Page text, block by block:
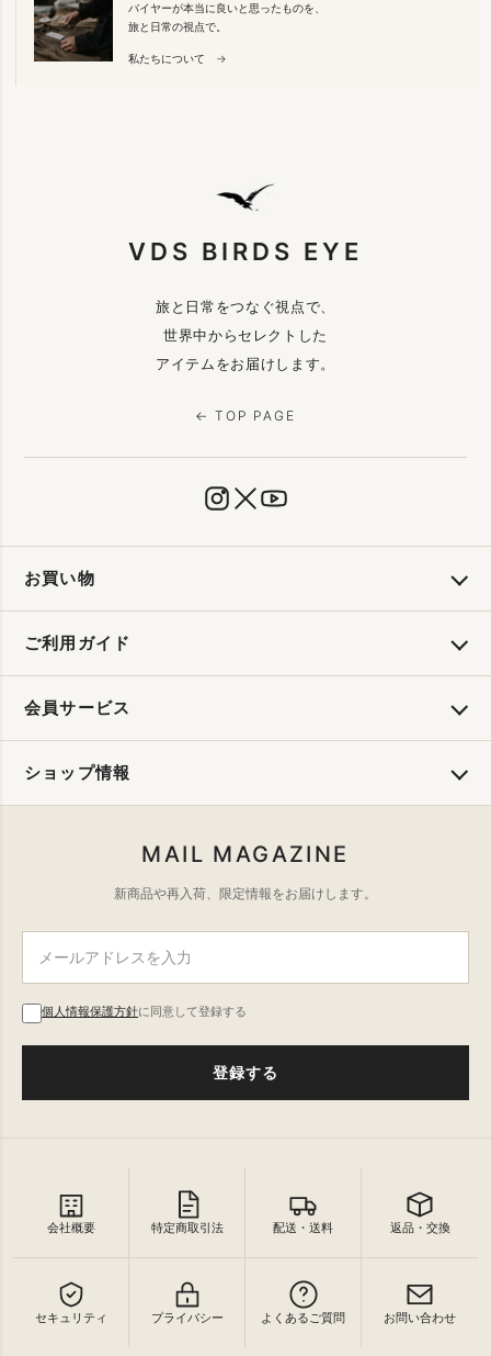
バイヤーが本当に良いと思ったものを、
旅と日常の視点で。
私たちについて →
VDS BIRDS EYE
旅と日常をつなぐ視点で、
世界中からセレクトした
アイテムをお届けします。
← TOP PAGE
お買い物
ご利用ガイド
会員サービス
ショップ情報
MAIL MAGAZINE
新商品や再入荷、限定情報をお届けします。
個人情報保護方針に同意して登録する
登録する
会社概要 特定商取引法 配送・送料 返品・交換
セキュリティ プライバシー よくあるご質問 お問い合わせ